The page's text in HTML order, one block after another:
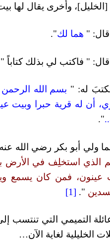
[الخليل]، وأخرى يقال لها
" هما لك".
" فاكتب لي بذلك كتاباً
له: " بسم الله
أن له قرية حبرا وبيت
".
ولي أبو بكر رضي الله
الذي استخلِف في الأرض
عينون، فمن كان يسمع
".
[1]
التميمي التي تنتسب
الخليلية لغاية الآن…